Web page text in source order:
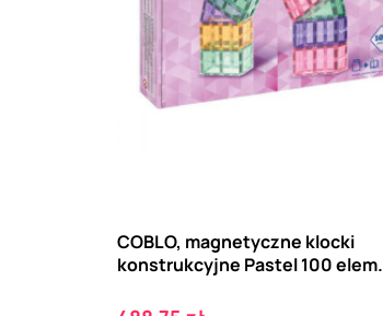
COBLO, magnetyczne klocki
konstrukcyjne Pastel 100 elem.